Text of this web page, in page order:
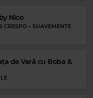
Nico
CRESPO – SUAVEMENTE
de Vară cu Boba &